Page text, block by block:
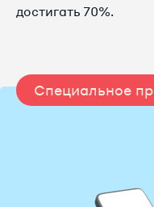
достигать 70%.
Специальное